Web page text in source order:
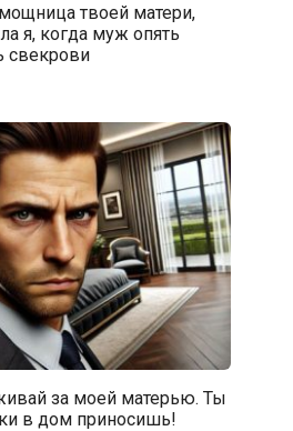
твоей матери,
я, когда муж опять
свекрови
за моей матерью. Ты
в дом приносишь!